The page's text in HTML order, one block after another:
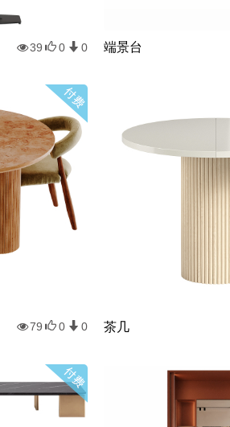
39 0 0 端景台
79 0 0 茶几